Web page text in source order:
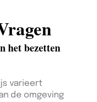
het bezetten
varieert
de omgeving